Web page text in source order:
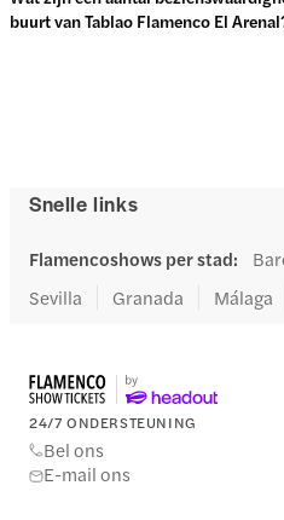
buurt van Tablao Flamenco El
Snelle links
Flamencoshows per stad:
Sevilla
Granada Málaga
24/7 ONDERSTEUNING
Bel ons
E-mail ons